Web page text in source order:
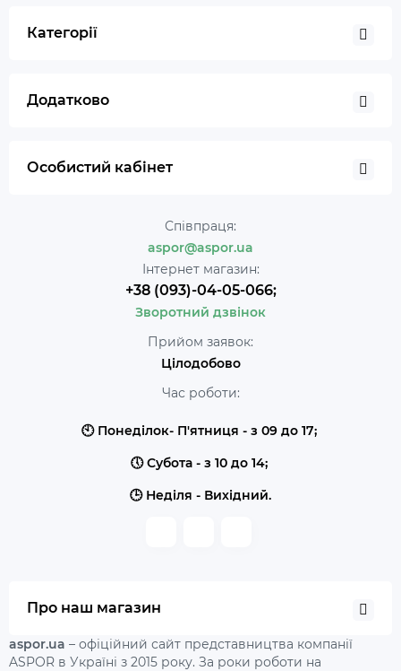
Категорії
Додатково
Особистий кабінет
Співпраця:
aspor@aspor.ua
Інтернет магазин:
+38 (093)-04-05-066;
Зворотний дзвінок
Прийом заявок:
Цілодобово
Час роботи:
🕙 Понеділок- П'ятниця - з 09 до 17;
🕔 Субота - з 10 до 14;
🕒 Неділя - Вихідний.
Про наш магазин
aspor.ua – офіційний сайт представництва компанії
ASPOR в Україні з 2015 року. За роки роботи на